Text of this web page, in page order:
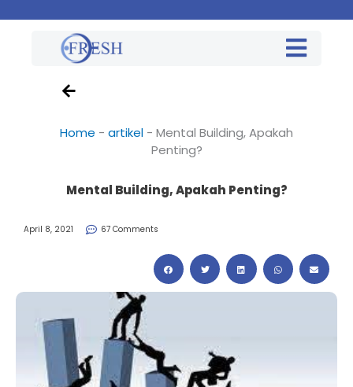
Home - artikel - Mental Building, Apakah
Penting?
Mental Building, Apakah Penting?
April 8, 2021 67 Comments